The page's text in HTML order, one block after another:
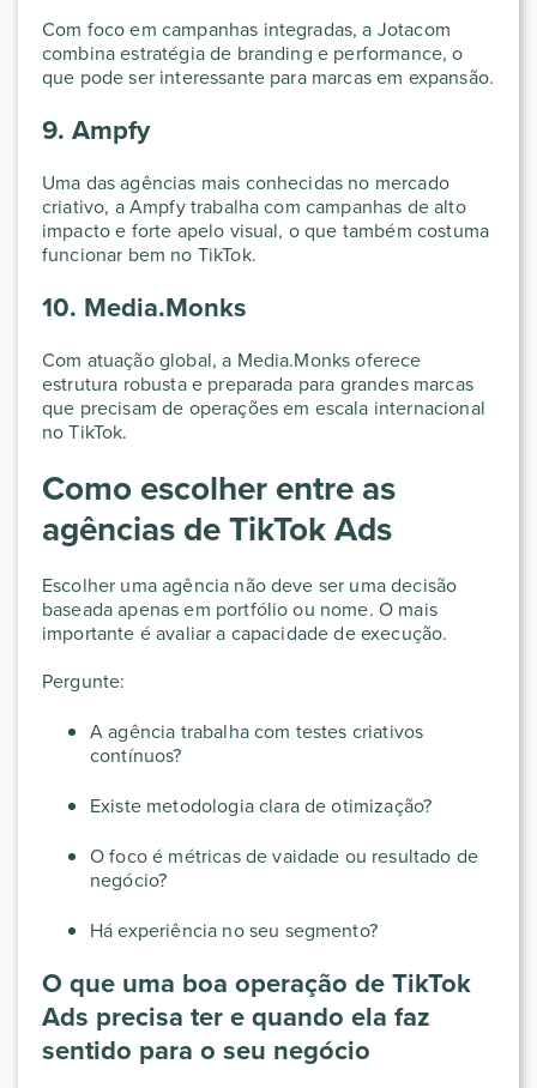
Com foco em campanhas integradas, a Jotacom
combina estratégia de branding e performance, o
que pode ser interessante para marcas em expansão.
9. Ampfy
Uma das agências mais conhecidas no mercado
criativo, a Ampfy trabalha com campanhas de alto
impacto e forte apelo visual, o que também costuma
funcionar bem no TikTok.
10. Media.Monks
Com atuação global, a Media.Monks oferece
estrutura robusta e preparada para grandes marcas
que precisam de operações em escala internacional
no TikTok.
Como escolher entre as
agências de TikTok Ads
Escolher uma agência não deve ser uma decisão
baseada apenas em portfólio ou nome. O mais
importante é avaliar a capacidade de execução.
Pergunte:
A agência trabalha com testes criativos
contínuos?
Existe metodologia clara de otimização?
O foco é métricas de vaidade ou resultado de
negócio?
Há experiência no seu segmento?
O que uma boa operação de TikTok
Ads precisa ter e quando ela faz
sentido para o seu negócio